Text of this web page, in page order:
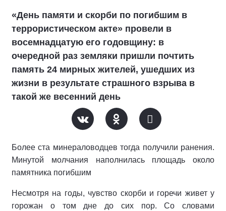
«День памяти и скорби по погибшим в
террористическом акте» провели в
восемнадцатую его годовщину: в
очередной раз земляки пришли почтить
память 24 мирных жителей, ушедших из
жизни в результате страшного взрыва в
такой же весенний день
Более ста минераловодцев тогда получили ранения.
Минутой молчания наполнилась площадь около
памятника погибшим
Несмотря на годы, чувство скорби и горечи живет у
горожан о том дне до сих пор. Со словами